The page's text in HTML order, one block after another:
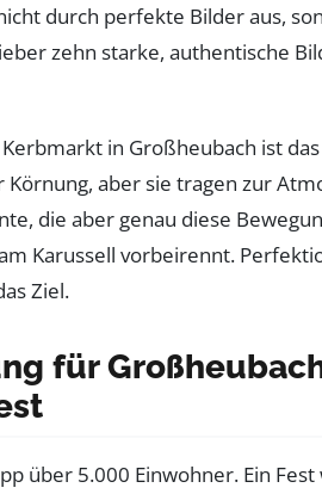
durch perfekte Bilder aus,
zehn starke, authentische
in Großheubach ist das
aber sie tragen zur
die aber genau diese
Karussell vorbeirennt.
Ziel.
für
über 5.000 Einwohner. Ein